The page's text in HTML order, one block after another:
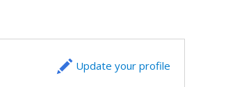
Update your profile